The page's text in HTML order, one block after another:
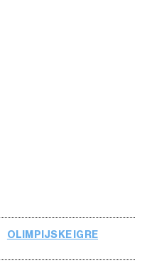
OLIMPIJSKE IGRE